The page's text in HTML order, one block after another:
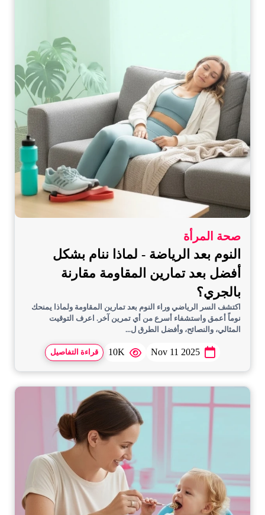
صحة المرأة
النوم بعد الرياضة - لماذا ننام بشكل
أفضل بعد تمارين المقاومة مقارنة
بالجري؟
اكتشف السر الرياضي وراء النوم بعد تمارين المقاومة ولماذا يمنحك
نوماً أعمق واستشفاء أسرع من أي تمرين آخر. اعرف التوقيت
المثالي، والنصائح، وأفضل الطرق ل...
Nov 11 2025
10K قراءة التفاصيل